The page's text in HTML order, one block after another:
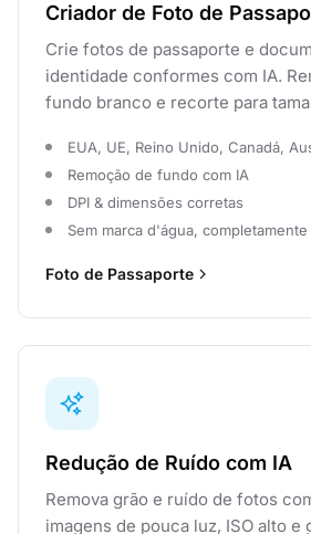
Criador de Foto de
Crie fotos de passaporte e
identidade conformes com IA.
fundo branco e recorte para
EUA, UE, Reino Unido, Canadá,
Remoção de fundo com IA
DPI & dimensões corretas
Sem marca d'água, completamente
Foto de Passaporte
Redução de Ruído com IA
Remova grão e ruído de fotos
imagens de pouca luz, ISO alto e